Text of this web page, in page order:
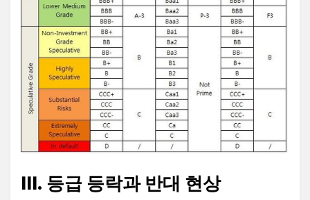
III. 등급 등락과 반대 현상